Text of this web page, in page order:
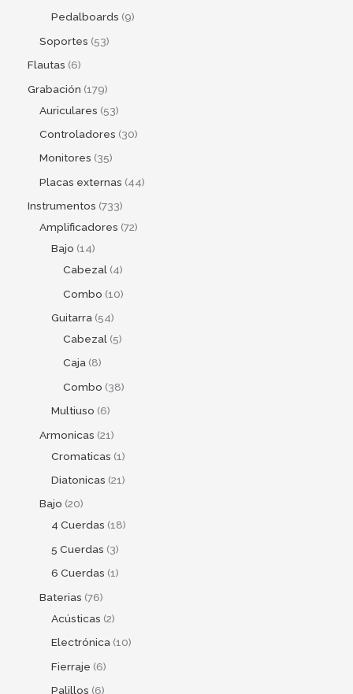
Pedalboards 9
Soportes 53
Flautas 6
Grabación 179
Auriculares 53
Controladores 30
Monitores 35
Placas externas 44
Instrumentos 733
Amplificadores 72
Bajo 14
Cabezal 4
Combo 10
Guitarra 54
Cabezal 5
Caja 8
Combo 38
Multiuso 6
Armonicas 21
Cromaticas 1
Diatonicas 21
Bajo 20
4 Cuerdas 18
5 Cuerdas 3
6 Cuerdas 1
Baterias 76
Acústicas 2
Electrónica 10
Fierraje 6
Palillos 6